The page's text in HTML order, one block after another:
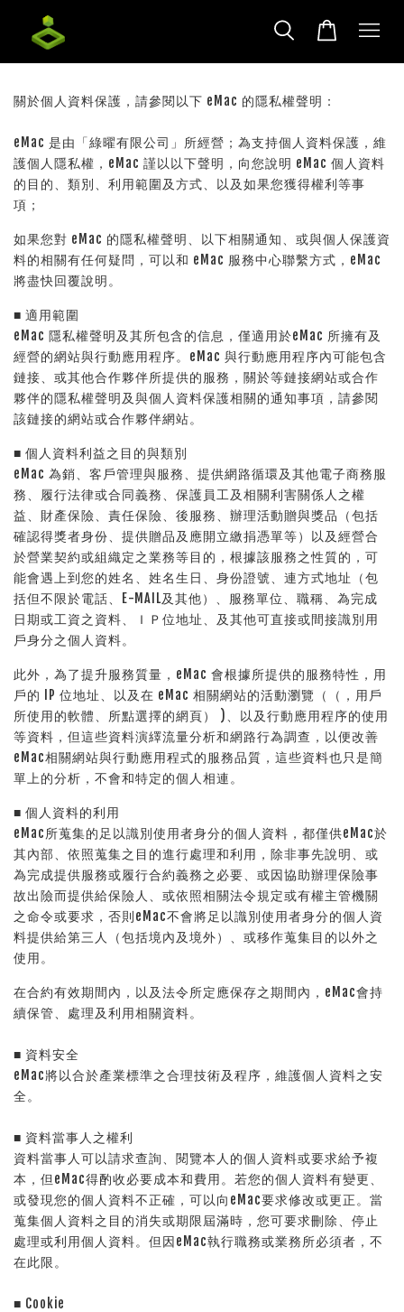
關於個人資料保護，請參閱以下 eMac 的隱私權聲明：
eMac 是由「綠曜有限公司」所經營；為支持個人資料保護，維
護個人隱私權，eMac 謹以以下聲明，向您說明 eMac 個人資料
的目的、類別、利用範圍及方式、以及如果您獲得權利等事
項；
如果您對 eMac 的隱私權聲明、以下相關通知、或與個人保護資
料的相關有任何疑問，可以和 eMac 服務中心聯繫方式，eMac
將盡快回覆說明。
■ 適用範圍
eMac 隱私權聲明及其所包含的信息，僅適用於eMac 所擁有及
經營的網站與行動應用程序。eMac 與行動應用程序內可能包含
鏈接、或其他合作夥伴所提供的服務，關於等鏈接網站或合作
夥伴的隱私權聲明及與個人資料保護相關的通知事項，請參閱
該鏈接的網站或合作夥伴網站。
■ 個人資料利益之目的與類別
eMac 為銷、客戶管理與服務、提供網路循環及其他電子商務服
務、履行法律或合同義務、保護員工及相關利害關係人之權
益、財產保險、責任保險、後服務、辦理活動贈與獎品（包括
確認得獎者身份、提供贈品及應開立繳捐憑單等）以及經營合
於營業契約或組織定之業務等目的，根據該服務之性質的，可
能會遇上到您的姓名、姓名生日、身份證號、連方式地址（包
括但不限於電話、E-MAIL及其他）、服務單位、職稱、為完成
日期或工資之資料、ＩＰ位地址、及其他可直接或間接識別用
戶身分之個人資料。
此外，為了提升服務質量，eMac 會根據所提供的服務特性，用
戶的 IP 位地址、以及在 eMac 相關網站的活動瀏覽（（，用戶
所使用的軟體、所點選擇的網頁） )、以及行動應用程序的使用
等資料，但這些資料演繹流量分析和網路行為調查，以便改善
eMac相關網站與行動應用程式的服務品質，這些資料也只是簡
單上的分析，不會和特定的個人相連。
■ 個人資料的利用
eMac所蒐集的足以識別使用者身分的個人資料，都僅供eMac於
其內部、依照蒐集之目的進行處理和利用，除非事先說明、或
為完成提供服務或履行合約義務之必要、或因協助辦理保險事
故出險而提供給保險人、或依照相關法令規定或有權主管機關
之命令或要求，否則eMac不會將足以識別使用者身分的個人資
料提供給第三人（包括境內及境外）、或移作蒐集目的以外之
使用。
在合約有效期間內，以及法令所定應保存之期間內，eMac會持
續保管、處理及利用相關資料。
■ 資料安全
eMac將以合於產業標準之合理技術及程序，維護個人資料之安
全。
■ 資料當事人之權利
資料當事人可以請求查詢、閱覽本人的個人資料或要求給予複
本，但eMac得酌收必要成本和費用。若您的個人資料有變更、
或發現您的個人資料不正確，可以向eMac要求修改或更正。當
蒐集個人資料之目的消失或期限屆滿時，您可要求刪除、停止
處理或利用個人資料。但因eMac執行職務或業務所必須者，不
在此限。
■ Cookie